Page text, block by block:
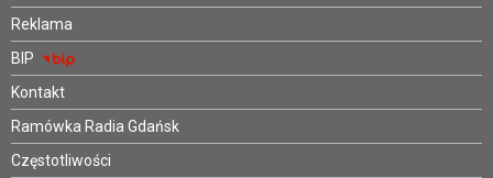
Reklama
BIP
Kontakt
Ramówka Radia Gdańsk
Częstotliwości